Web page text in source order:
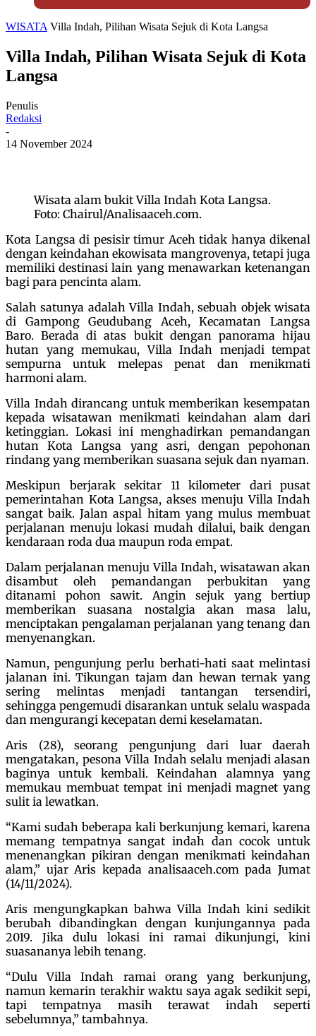
WISATA Villa Indah, Pilihan Wisata Sejuk di Kota Langsa
Villa Indah, Pilihan Wisata Sejuk di Kota
Langsa
Penulis
Redaksi
-
14 November 2024
Wisata alam bukit Villa Indah Kota Langsa.
Foto: Chairul/Analisaaceh.com.
Kota Langsa di pesisir timur Aceh tidak hanya dikenal
dengan keindahan ekowisata mangrovenya, tetapi juga
memiliki destinasi lain yang menawarkan ketenangan
bagi para pencinta alam.
Salah satunya adalah Villa Indah, sebuah objek wisata
di Gampong Geudubang Aceh, Kecamatan Langsa
Baro. Berada di atas bukit dengan panorama hijau
hutan yang memukau, Villa Indah menjadi tempat
sempurna untuk melepas penat dan menikmati
harmoni alam.
Villa Indah dirancang untuk memberikan kesempatan
kepada wisatawan menikmati keindahan alam dari
ketinggian. Lokasi ini menghadirkan pemandangan
hutan Kota Langsa yang asri, dengan pepohonan
rindang yang memberikan suasana sejuk dan nyaman.
Meskipun berjarak sekitar 11 kilometer dari pusat
pemerintahan Kota Langsa, akses menuju Villa Indah
sangat baik. Jalan aspal hitam yang mulus membuat
perjalanan menuju lokasi mudah dilalui, baik dengan
kendaraan roda dua maupun roda empat.
Dalam perjalanan menuju Villa Indah, wisatawan akan
disambut oleh pemandangan perbukitan yang
ditanami pohon sawit. Angin sejuk yang bertiup
memberikan suasana nostalgia akan masa lalu,
menciptakan pengalaman perjalanan yang tenang dan
menyenangkan.
Namun, pengunjung perlu berhati-hati saat melintasi
jalanan ini. Tikungan tajam dan hewan ternak yang
sering melintas menjadi tantangan tersendiri,
sehingga pengemudi disarankan untuk selalu waspada
dan mengurangi kecepatan demi keselamatan.
Aris (28), seorang pengunjung dari luar daerah
mengatakan, pesona Villa Indah selalu menjadi alasan
baginya untuk kembali. Keindahan alamnya yang
memukau membuat tempat ini menjadi magnet yang
sulit ia lewatkan.
“Kami sudah beberapa kali berkunjung kemari, karena
memang tempatnya sangat indah dan cocok untuk
menenangkan pikiran dengan menikmati keindahan
alam,” ujar Aris kepada analisaaceh.com pada Jumat
(14/11/2024).
Aris mengungkapkan bahwa Villa Indah kini sedikit
berubah dibandingkan dengan kunjungannya pada
2019. Jika dulu lokasi ini ramai dikunjungi, kini
suasananya lebih tenang.
“Dulu Villa Indah ramai orang yang berkunjung,
namun kemarin terakhir waktu saya agak sedikit sepi,
tapi tempatnya masih terawat indah seperti
sebelumnya,” tambahnya.